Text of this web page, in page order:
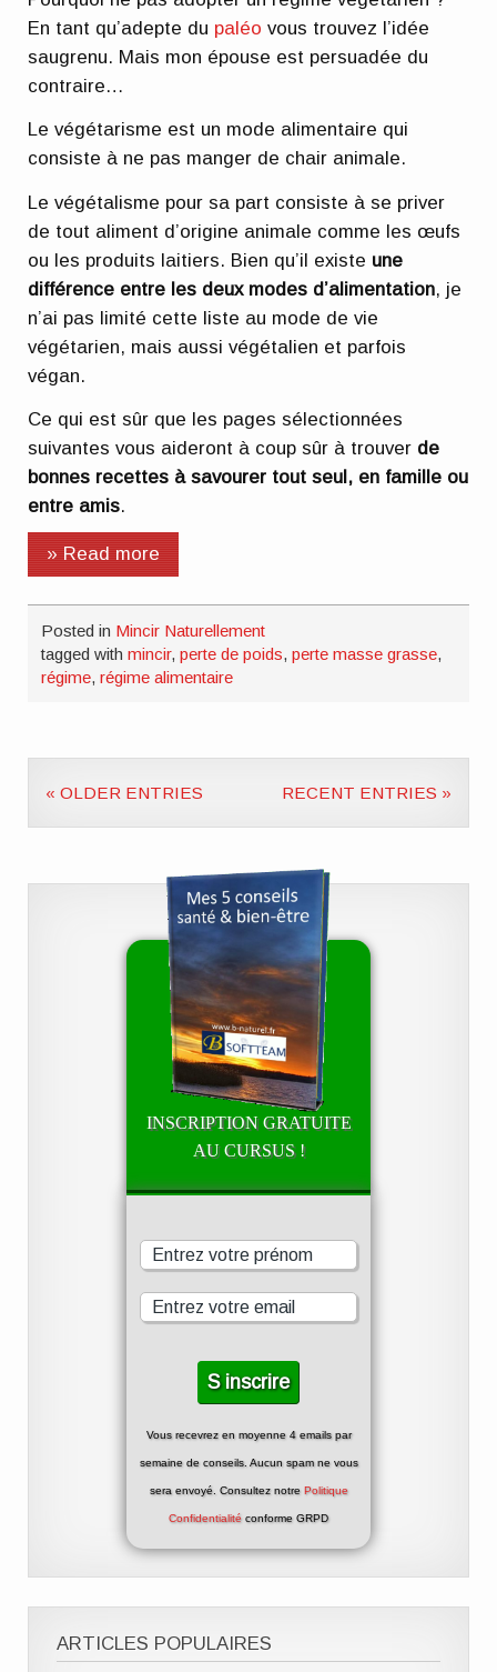
En tant qu’adepte du paléovous trouvez l’idée
saugrenu. Mais mon épouse est persuadée du
contraire…
Le végétarisme est un mode alimentaire qui
consiste à ne pas manger de chair animale.
Le végétalisme pour sa part consiste à se priver
de tout aliment d’origine animale comme les œufs
ou les produits laitiers. Bien qu’il existe une
différence entre les deux modes d’alimentation, je
n’ai pas limité cette liste au mode de vie
végétarien, mais aussi végétalien et parfois
végan.
Ce qui est sûr que les pages sélectionnées
suivantes vous aideront à coup sûr à trouver de
bonnes recettes à savourer tout seul, en famille ou
entre amis.
» Read more
Posted in Mincir Naturellement
tagged withmincir,perte de poids,perte masse grasse,
régime,régime alimentaire
« OLDER ENTRIES RECENT ENTRIES »
INSCRIPTION GRATUITE
AU CURSUS !
Vous recevrez en moyenne 4 emails par
semaine de conseils. Aucun spam ne vous
sera envoyé. Consultez notre Politique
Confidentialité conforme GRPD
ARTICLES POPULAIRES